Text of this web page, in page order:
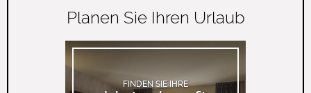
Planen Sie Ihren Urlaub
FINDEN SIE IHRE